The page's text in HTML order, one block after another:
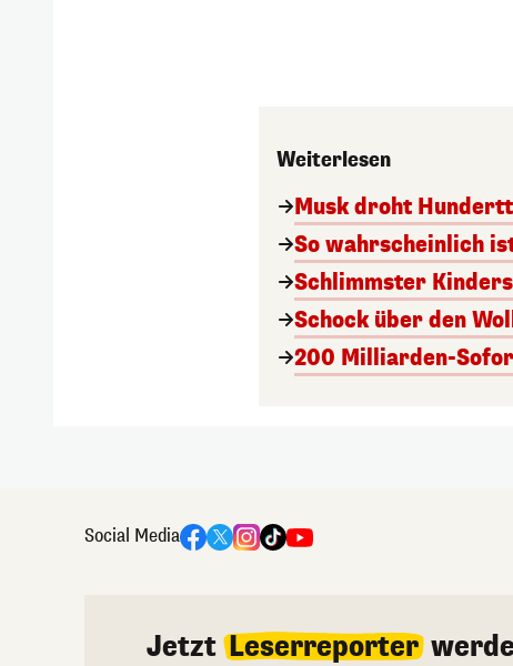
Weiterlesen
Musk droht
So wahrscheinlich
Schlimmster
Schock über den
200 Milliarden-
Social Media
Jetzt Leserreporter